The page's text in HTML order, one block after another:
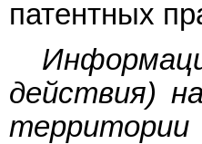
патентных
действия)